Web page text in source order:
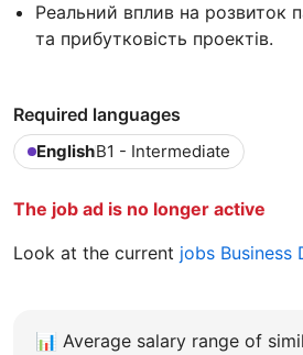
Реальний вплив на розвиток
та прибутковість проектів.
Required languages
EnglishB1 - Intermediate
The job ad is no longer active
Look at the current jobs Business
📊 Average salary range of